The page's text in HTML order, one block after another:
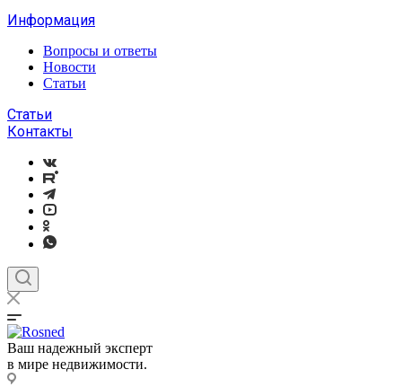
Информация
Вопросы и ответы
Новости
Статьи
Статьи
Контакты
Ваш надежный эксперт
в мире недвижимости.